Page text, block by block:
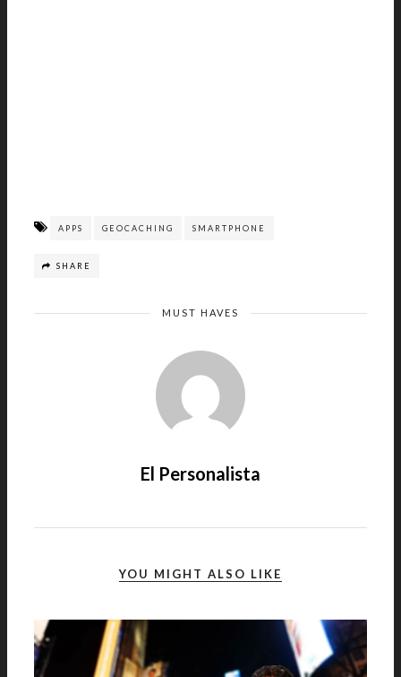
APPS GEOCACHING SMARTPHONE
SHARE
MUST HAVES
El Personalista
YOU MIGHT ALSO LIKE